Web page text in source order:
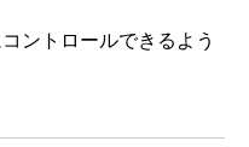
ントロールできるよう